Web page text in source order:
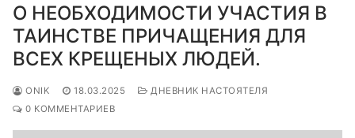
О НЕОБХОДИМОСТИ УЧАСТИЯ В
ТАИНСТВЕ ПРИЧАЩЕНИЯ ДЛЯ
ВСЕХ КРЕЩЕНЫХ ЛЮДЕЙ.
ONIK 18.03.2025
ДНЕВНИК НАСТОЯТЕЛЯ
0 КОММЕНТАРИЕВ